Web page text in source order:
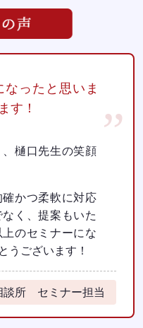
ったと思いま
す！
樋口先生の笑顔
かつ柔軟に対応
く、提案もいた
のセミナーにな
うございます！
談所 セミナー担当